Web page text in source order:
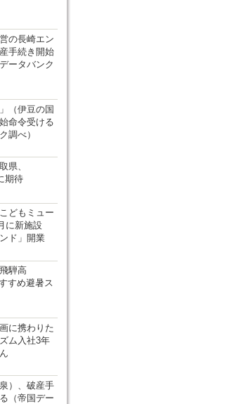
の長崎エン
手続き開始
ータバンク
（伊豆の国
命令受ける
調べ）
県、
期待
どもミュー
に新施設
ド」開業
騨高
すめ避暑ス
に携わりた
ム入社3年
）、破産手
（帝国デー